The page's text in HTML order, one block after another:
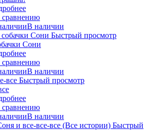
В наличии
Быстрый просмотр
Сони
В наличии
Быстрый просмотр
В наличии
Быстрый